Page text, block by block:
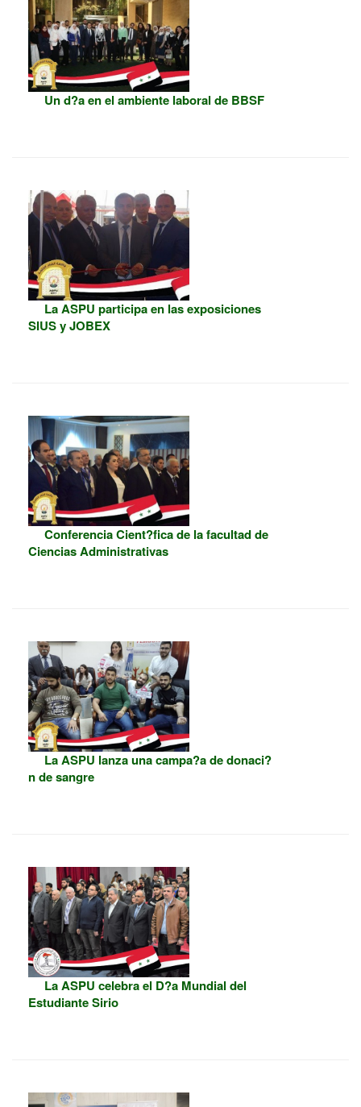
Un d?a en el ambiente laboral de BBSF
La ASPU participa en las exposiciones
SIUS y JOBEX
Conferencia Cient?fica de la facultad de
Ciencias Administrativas
La ASPU lanza una campa?a de donaci?
n de sangre
La ASPU celebra el D?a Mundial del
Estudiante Sirio